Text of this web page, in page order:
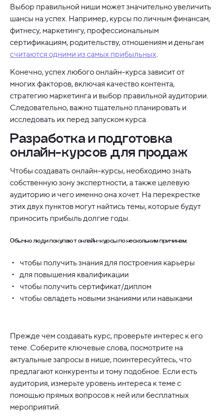
Выбор правильной ниши может значительно увеличить
шансы на успех. Например, курсы по личным финансам,
фитнесу, маркетингу, профессиональным
сертификациям, родительству, отношениям и деньгам
считаются одними из самых прибыльных
Конечно, успех любого онлайн-курса зависит от
многих факторов, включая качество контента,
стратегию маркетинга и выбор правильной аудитории.
Следовательно, важно тщательно планировать и
исследовать их перед запуском курса.
Разработка и подготовка
онлайн-курсов для продаж
Чтобы создавать онлайн-курсы, необходимо знать
собственную зону экспертности, а также целевую
аудиторию и чего именно она хочет. На перекрестке
этих двух пунктов могут найтись темы, которые будут
приносить прибыль долгие годы.
Обычно люди покупают онлайн-курсы по нескольким причинам:
чтобы получить знания для построения карьеры
для повышения квалификации
чтобы получить сертификат/диплом
чтобы овладеть новыми знаниями или навыками
Прежде чем создавать курс, проверьте интерес к его
теме. Соберите ключевые слова, посмотрите на
актуальные запросы в нише, поинтересуйтесь, что
предлагают конкуренты и тому подобное. Если есть
аудитория, измерьте уровень интереса к теме с
помощью прямых вопросов к ней или бесплатных
мероприятий.